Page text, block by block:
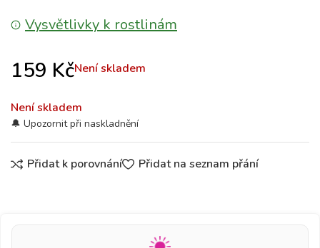
Vysvětlivky k rostlinám
159 KčNení skladem
Není skladem
Přidat k porovnání Přidat na seznam přání